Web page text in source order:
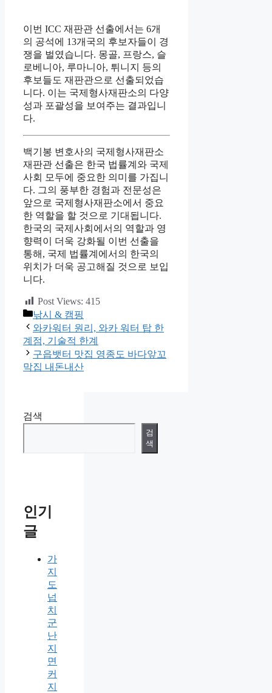
이번 ICC 재판관 선출에서는 6개
의 공석에 13개국의 후보자들이 경
쟁을 벌였습니다. 몽골, 프랑스, 슬
로베니아, 루마니아, 튀니지 등의
후보들도 재판관으로 선출되었습
니다. 이는 국제형사재판소의 다양
성과 포괄성을 보여주는 결과입니
다.
백기봉 변호사의 국제형사재판소
재판관 선출은 한국 법률계와 국제
사회 모두에 중요한 의미를 가집니
다. 그의 풍부한 경험과 전문성은
앞으로 국제형사재판소에서 중요
한 역할을 할 것으로 기대됩니다.
한국의 국제사회에서의 역할과 영
향력이 더욱 강화될 이번 선출을
통해, 국제 법률계에서의 한국의
위치가 더욱 공고해질 것으로 보입
니다.
Post Views: 415
카
테
고
리
낚시 & 캠핑
와카워터 원리, 와카 워터 탑 한
계점, 기술적 한계
구읍뱃터 맛집 영종도 바다앞꼬
막집 내돈내산
검색
검
색
인기
글
가
지
도
넙
치
군
난
지
면
커
지